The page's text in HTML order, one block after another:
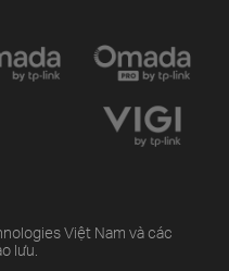
Việt Nam và các
lưu.